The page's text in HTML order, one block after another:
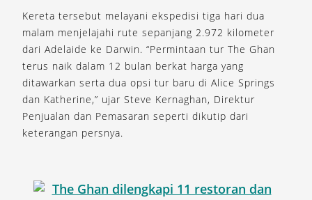
Kereta tersebut melayani ekspedisi tiga hari dua
malam menjelajahi rute sepanjang 2.972 kilometer
dari Adelaide ke Darwin. “Permintaan tur The Ghan
terus naik dalam 12 bulan berkat harga yang
ditawarkan serta dua opsi tur baru di Alice Springs
dan Katherine,” ujar Steve Kernaghan, Direktur
Penjualan dan Pemasaran seperti dikutip dari
keterangan persnya.